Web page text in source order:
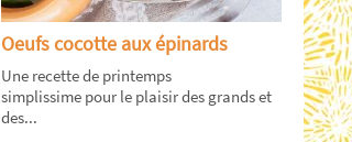
Oeufs cocotte aux épinards
Une recette de printemps
simplissime pour le plaisir des grands et
des...